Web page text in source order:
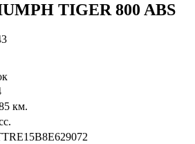
TIGER 800 ABS
км.